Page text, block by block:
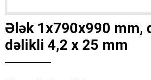
Ələk 1x790x990 mm,
dəlikli 4,2 x 25 mm